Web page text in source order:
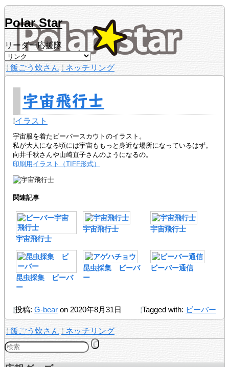
Polar Star
リーダー応援隊
飯ごう炊さん ネッチリング
宇宙飛行士
イラスト
宇宙服を着たビーバースカウトのイラスト。
私が大人になる頃には宇宙ももっと身近な場所になっているはず。
向井千秋さんや山崎直子さんのようになるの。
印刷用イラスト（TIFF形式）
関連記事
宇宙飛行士
宇宙飛行士 宇宙飛行士
昆虫採集 ビーバ
ー
昆虫採集 ビーバ
ー
ビーバー通信
投稿: G-bear on 2020年8月31日 Tagged with: ビーバー
飯ごう炊さん ネッチリング